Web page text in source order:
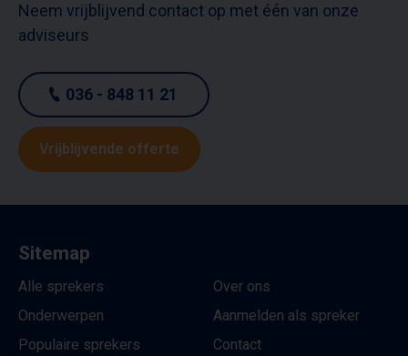
Neem vrijblijvend contact op met één van onze
adviseurs
036 - 848 11 21
Vrijblijvende offerte
Sitemap
Alle sprekers
Onderwerpen
Populaire sprekers
Over ons
Aanmelden als spreker
Contact